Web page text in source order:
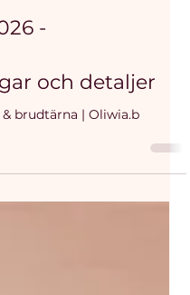
-
och detaljer